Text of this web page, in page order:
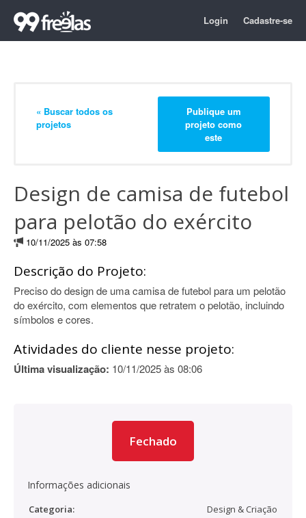
Login Cadastre-se
« Buscar todos os
projetos
Publique um
projeto como
este
Design de camisa de futebol
para pelotão do exército
10/11/2025 às 07:58
Descrição do Projeto:
Preciso do design de uma camisa de futebol para um pelotão
do exército, com elementos que retratem o pelotão, incluindo
símbolos e cores.
Atividades do cliente nesse projeto:
Última visualização: 10/11/2025 às 08:06
Fechado
Informações adicionais
Categoria:
Design & Criação